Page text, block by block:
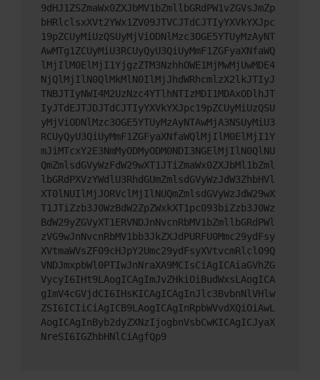
9dHJ1ZSZmaWx0ZXJbMV1bZmllbGRdPW1vZGVsJmZp
bHRlclsxXVt2YWx1ZV09JTVCJTdCJTIyYXVkYXJpc
19pZCUyMiUzQSUyMjViODNlMzc3OGE5YTUyMzAyNT
AwMTg1ZCUyMiU3RCUyQyU3QiUyMmF1ZGFyaXNfaWQ
lMjIlM0ElMjI1YjgzZTM3NzhhOWE1MjMwMjUwMDE4
NjQlMjIlN0QlMkMlN0IlMjJhdWRhcmlzX2lkJTIyJ
TNBJTIyNWI4M2UzNzc4YTlhNTIzMDI1MDAxODlhJT
IyJTdEJTJDJTdCJTIyYXVkYXJpc19pZCUyMiUzQSU
yMjViODNlMzc3OGE5YTUyMzAyNTAwMjA3NSUyMiU3
RCUyQyU3QiUyMmF1ZGFyaXNfaWQlMjIlM0ElMjI1Y
mJiMTcxY2E3NmMyODMyODM0NDI3NGElMjIlN0QlNU
QmZmlsdGVyWzFdW29wXT1JTiZmaWx0ZXJbMl1bZml
lbGRdPXVzYWdlU3RhdGUmZmlsdGVyWzJdW3ZhbHVl
XT0lNUIlMjJORVclMjIlNUQmZmlsdGVyWzJdW29wX
T1JTiZzb3J0WzBdW2ZpZWxkXT1pc093biZzb3J0Wz
BdW29yZGVyXT1ERVNDJnNvcnRbMV1bZmllbGRdPWl
zVG9wJnNvcnRbMV1bb3JkZXJdPURFU0Mmc29ydFsy
XVtmaWVsZF09cHJpY2Umc29ydFsyXVtvcmRlcl09Q
VNDJmxpbWl0PTIwJnNraXA9MCIsCiAgICAiaGVhZG
VycyI6IHt9LAogICAgImJvZHkiOiBudWxsLAogICA
gImV4cGVjdCI6IHsKICAgICAgInJlc3BvbnNlVHlw
ZSI6ICIiCiAgICB9LAogICAgInRpbWVvdXQiOiAwL
AogICAgInByb2dyZXNzIjogbnVsbCwKICAgICJyaX
NreSI6IGZhbHNlCiAgfQp9